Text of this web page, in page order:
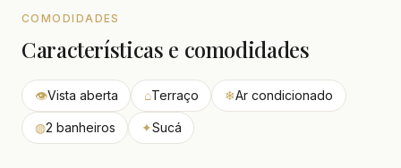
COMODIDADES
Características e comodidades
👁Vista aberta ⌂Terraço ❄Ar condicionado
◍2 banheiros ✦Sucá